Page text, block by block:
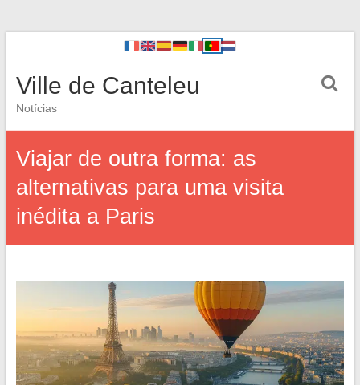
Ville de Canteleu
Notícias
Viajar de outra forma: as
alternativas para uma visita
inédita a Paris